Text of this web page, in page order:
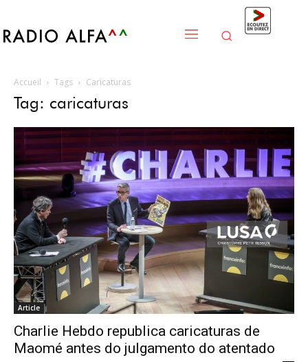
Accueil Tags Caricaturas
Tag: caricaturas
Article
Charlie Hebdo republica caricaturas de
Maomé antes do julgamento do atentado